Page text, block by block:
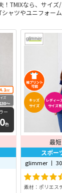
！TMIXなら、サイ
ャツやユニフォー
4.1oz
ズ
〜
ー
色
キッズ
サイズ
レディー
サイズ有
最短
スポー
glimmer 丨
素材：ポリエス